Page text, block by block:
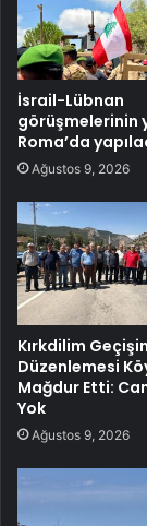
İsrail-Lübnan
görüşmelerinin
Roma’da
Ağustos 9, 2026
Kırkdilim
Düzenlemesi
Mağdur Etti:
Yok
Ağustos 9, 2026